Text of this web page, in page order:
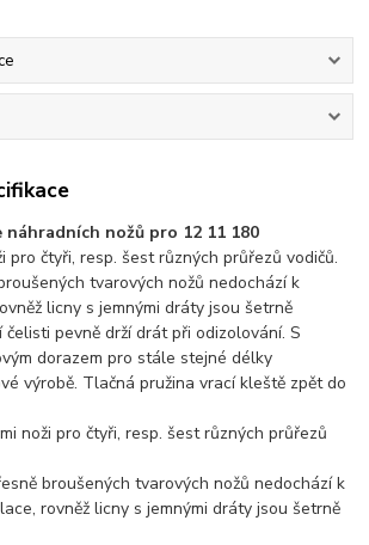
náhradních nožů pro 12 11 180
pro čtyři, resp. šest různých průřezů vodičů.
tvarových nožů nedochází k
licny s jemnými dráty jsou šetrně
čelisti pevně drží drát při odizolování. S
dorazem pro stále stejné délky
výrobě. Tlačná pružina vrací kleště zpět do
noži pro čtyři, resp. šest různých průřezů
broušených tvarových nožů nedochází k
rovněž licny s jemnými dráty jsou šetrně